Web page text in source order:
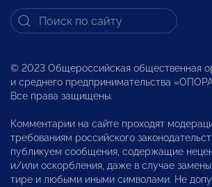
© 2023 Общероссийская общественная
и среднего предпринимательства
Все права защищены.
Комментарии на сайте проходят
требованиям российского
публикуем сообщения, содержащие
и/или оскорбления, даже в случае замены
тире и любыми иными символами. Не